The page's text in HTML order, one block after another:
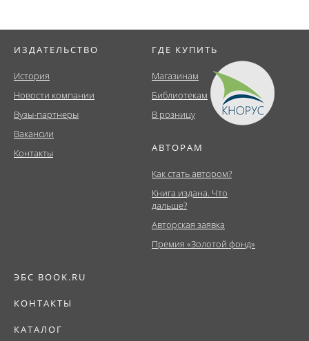
ИЗДАТЕЛЬСТВО
История
Новости компании
Вузы-партнеры
Вакансии
Контакты
ГДЕ КУПИТЬ
Магазинам
Библиотекам
В розницу
АВТОРАМ
Как стать автором?
Книга издана. Что
дальше?
Авторская заявка
Премия «Золотой фонд»
ЭБС BOOK.RU
КОНТАКТЫ
КАТАЛОГ